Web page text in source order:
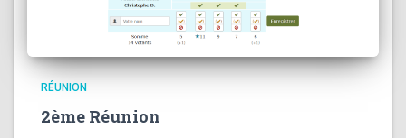
RÉUNION
2ème Réunion